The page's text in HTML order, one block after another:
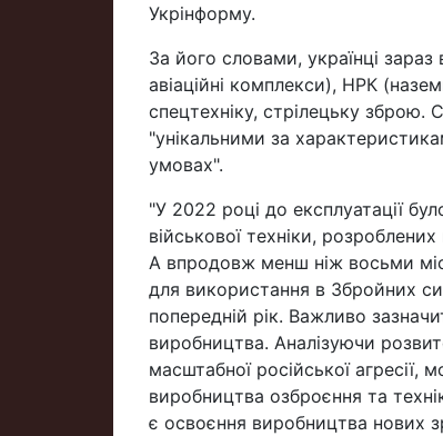
Укрінформу.
За його словами, українці
авіаційні комплекси), НРК
спецтехніку, стрілецьку зброю.
"унікальними за
умовах".
"У 2022 році до експлуатації
військової техніки,
А впродовж менш ніж восьми
для використання в Збройних
попередній рік. Важливо
виробництва. Аналізуючи
масштабної російської
виробництва озброєння та
є освоєння виробництва нових